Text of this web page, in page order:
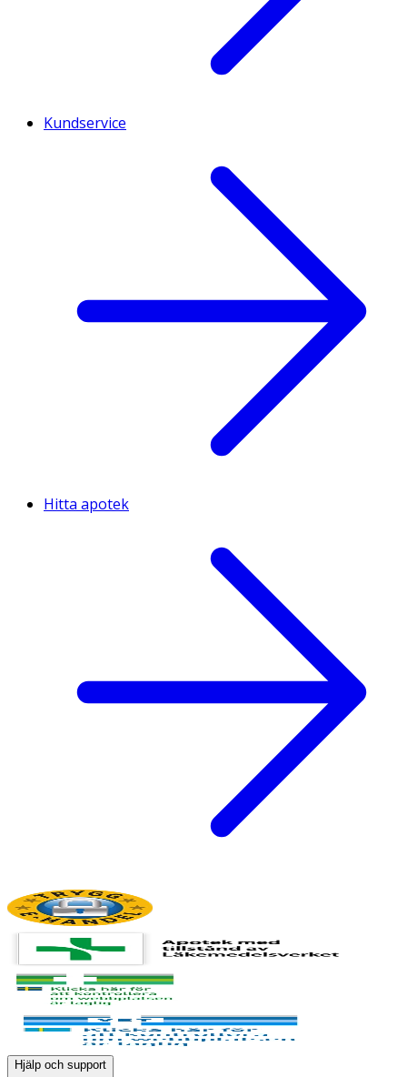
Kundservice
Hitta apotek
Hjälp och support